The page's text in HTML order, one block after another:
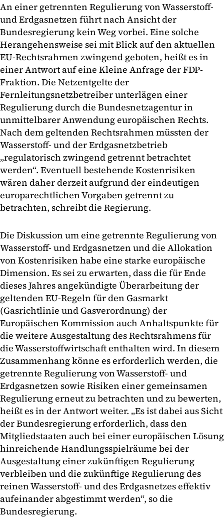
An einer getrennten Regulierung von Wasserstoff-
und Erdgasnetzen führt nach Ansicht der
Bundesregierung kein Weg vorbei. Eine solche
Herangehensweise sei mit Blick auf den aktuellen
EU-Rechtsrahmen zwingend geboten, heißt es in
einer Antwort auf eine Kleine Anfrage der FDP-
Fraktion. Die Netzentgelte der
Fernleitungsnetzbetreiber unterlägen einer
Regulierung durch die Bundesnetzagentur in
unmittelbarer Anwendung europäischen Rechts.
Nach dem geltenden Rechtsrahmen müssten der
Wasserstoff- und der Erdgasnetzbetrieb
„regulatorisch zwingend getrennt betrachtet
werden“. Eventuell bestehende Kostenrisiken
wären daher derzeit aufgrund der eindeutigen
europarechtlichen Vorgaben getrennt zu
betrachten, schreibt die Regierung.
Die Diskussion um eine getrennte Regulierung von
Wasserstoff- und Erdgasnetzen und die Allokation
von Kostenrisiken habe eine starke europäische
Dimension. Es sei zu erwarten, dass die für Ende
dieses Jahres angekündigte Überarbeitung der
geltenden EU-Regeln für den Gasmarkt
(Gasrichtlinie und Gasverordnung) der
Europäischen Kommission auch Anhaltspunkte für
die weitere Ausgestaltung des Rechtsrahmens für
die Wasserstoffwirtschaft enthalten wird. In diesem
Zusammenhang könne es erforderlich werden, die
getrennte Regulierung von Wasserstoff- und
Erdgasnetzen sowie Risiken einer gemeinsamen
Regulierung erneut zu betrachten und zu bewerten,
heißt es in der Antwort weiter. „Es ist dabei aus Sicht
der Bundesregierung erforderlich, dass den
Mitgliedstaaten auch bei einer europäischen Lösung
hinreichende Handlungsspielräume bei der
Ausgestaltung einer zukünftigen Regulierung
verbleiben und die zukünftige Regulierung des
reinen Wasserstoff- und des Erdgasnetzes effektiv
aufeinander abgestimmt werden“, so die
Bundesregierung.